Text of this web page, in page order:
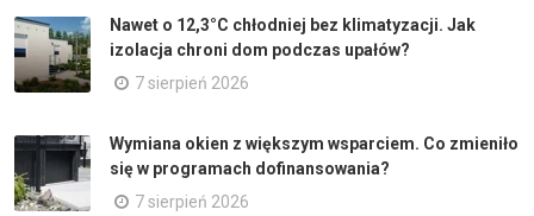
Nawet o 12,3°C chłodniej bez klimatyzacji. Jak
izolacja chroni dom podczas upałów?
7 sierpień 2026
Wymiana okien z większym wsparciem. Co zmieniło
się w programach dofinansowania?
7 sierpień 2026